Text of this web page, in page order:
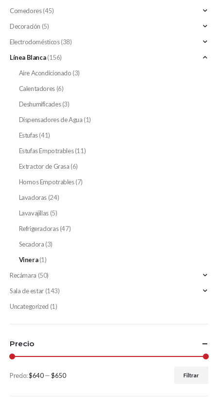
Comedores (45)
Decoración (5)
Electrodomésticos (38)
Línea Blanca (156)
Aire Acondicionado (3)
Calentadores (6)
Deshumificades (3)
Dispensadores de Agua (1)
Estufas(41)
Estufas Empotrables (11)
Extractor de Grasa (6)
Hornos Empotrables (7)
Lavadoras (24)
Lavavajillas (5)
Refrigeradoras (47)
Secadora (3)
Vinera (1)
Recámara (50)
Sala de estar (143)
Uncategorized (1)
Precio
Filtrar
Precio:$640—$650